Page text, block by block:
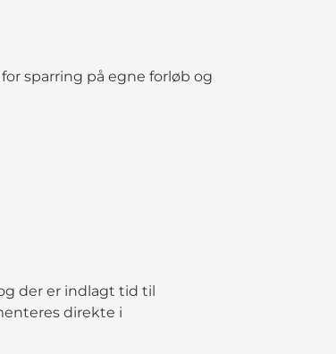
sparring på egne forløb og
der er indlagt tid til
direkte i